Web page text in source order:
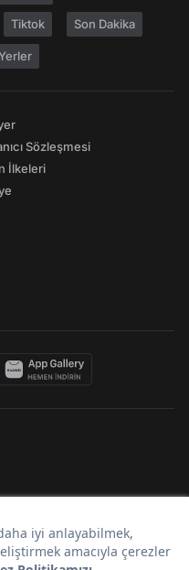
Tiktok Son Dakika
Sözleşmesi
İlkeleri